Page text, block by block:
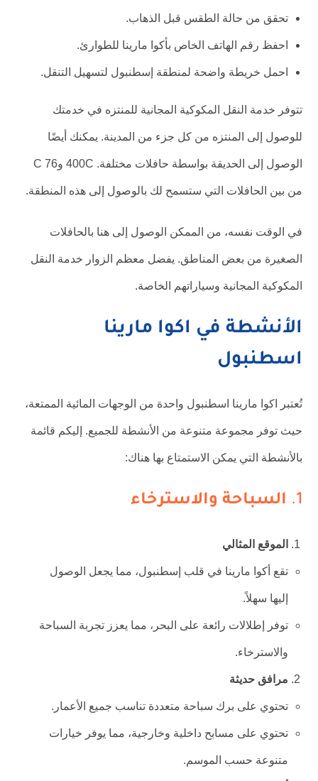
تحقق من حالة الطقس قبل الذهاب.
احفظ رقم الهاتف الخاص بأكوا مارينا للطوارئ.
احمل خريطة واضحة لمنطقة إسطنبول لتسهيل التنقل.
تتوفر خدمة النقل المكوكية المجانية للمنتزه في خدمتك
للوصول إلى المنتزه من كل جزء من المدينة. يمكنك أيضًا
الوصول إلى الحديقة بواسطة حافلات مختلفة. 400C و76 C
من بين الحافلات التي ستسمح لك بالوصول إلى هذه المنطقة.
في الوقت نفسه، من الممكن الوصول إلى هنا بالحافلات
الصغيرة من بعض المناطق. يفضل معظم الزوار خدمة النقل
المكوكية المجانية وسياراتهم الخاصة.
الأنشطة في اكوا مارينا
اسطنبول
تُعتبر اكوا مارينا اسطنبول واحدة من الوجهات المائية الممتعة،
حيث توفر مجموعة متنوعة من الأنشطة للجميع. إليكم قائمة
بالأنشطة التي يمكن الاستمتاع بها هناك:
1. السباحة والاسترخاء
الموقع المثالي
تقع أكوا مارينا في قلب إسطنبول، مما يجعل الوصول
إليها سهلاً.
توفر إطلالات رائعة على البحر، مما يعزز تجربة السباحة
والاسترخاء.
مرافق حديثة
تحتوي على برك سباحة متعددة تناسب جميع الأعمار.
تحتوي على مسابح داخلية وخارجية، مما يوفر خيارات
متنوعة حسب الموسم.